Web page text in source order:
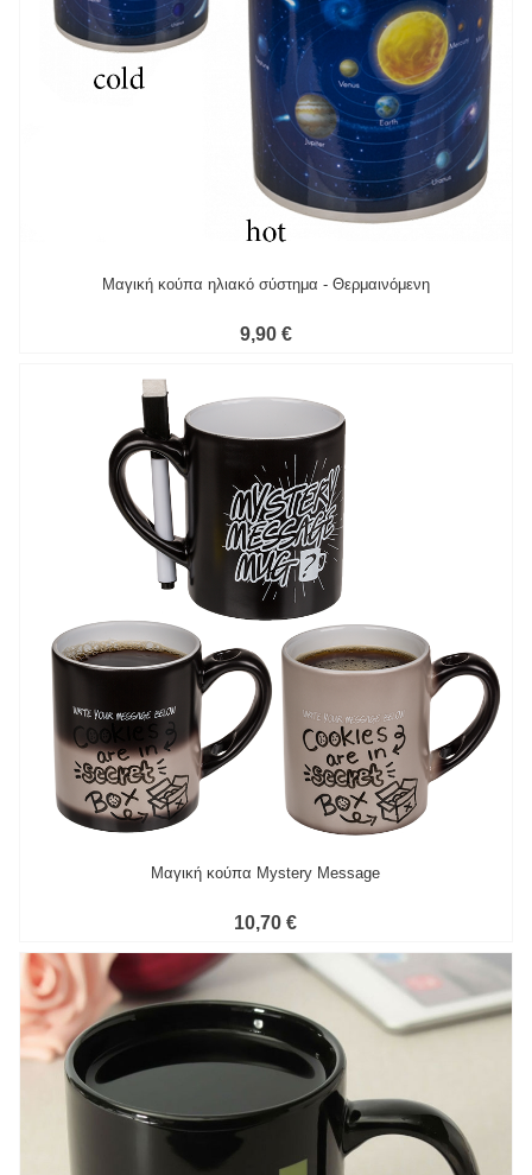
Μαγική κούπα ηλιακό σύστημα - Θερμαινόμενη
9,90 €
Μαγική κούπα Mystery Message
10,70 €